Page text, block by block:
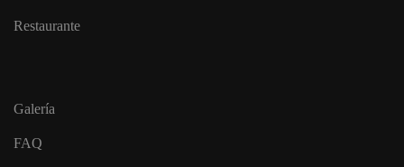
Restaurante
Galería
FAQ